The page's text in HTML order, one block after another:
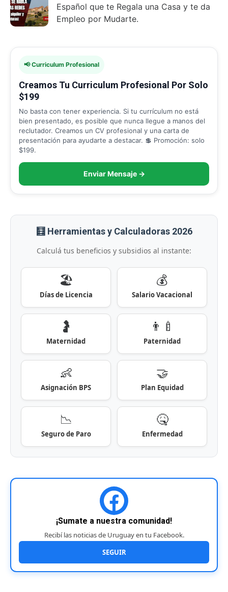
Español que te Regala una Casa y te da
Empleo por Mudarte.
📢 Curriculum Profesional
Creamos Tu Curriculum Profesional Por Solo
$199
No basta con tener experiencia. Si tu currículum no está
bien presentado, es posible que nunca llegue a manos del
reclutador. Creamos un CV profesional y una carta de
presentación para ayudarte a destacar. 💲 Promoción: solo
$199.
Enviar Mensaje →
🧮 Herramientas y Calculadoras 2026
Calculá tus beneficios y subsidios al instante:
🏖️
Días de Licencia
💰
Salario Vacacional
🤰
Maternidad
👨‍🍼
Paternidad
👶
Asignación BPS
🤝
Plan Equidad
📉
Seguro de Paro
🤒
Enfermedad
¡Sumate a nuestra comunidad!
Recibí las noticias de Uruguay en tu Facebook.
SEGUIR